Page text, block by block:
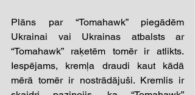
Plāns par “Tomahawk” piegādēm
Ukrainai vai Ukrainas atbalsts ar
“Tomahawk” raķetēm tomēr ir atlikts.
Iespējams, kremļa draudi kaut kādā
mērā tomēr ir nostrādājuši. Kremlis ir